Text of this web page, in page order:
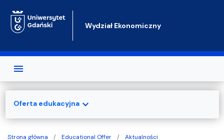
Wydział Ekonomiczny
Strona główna Educational Offer
Aktualności
Oferta edukacyjnaexpand_more